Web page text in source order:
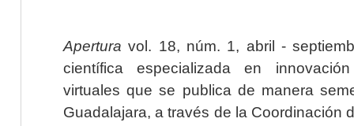
Apertura vol. 18, núm. 1, abril -
científica especializada en
virtuales que se publica de manera
Guadalajara, a través de la Coordinación